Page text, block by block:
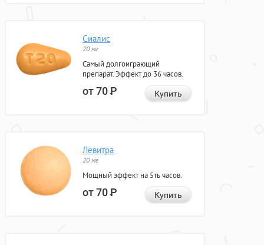
Сиалис
20 мг
Самый долгоиграющий
препарат. Эффект до 36 часов.
от 70Р Купить
Левитра
20 мг
Мощный эффект на 5ть часов.
от 70Р Купить